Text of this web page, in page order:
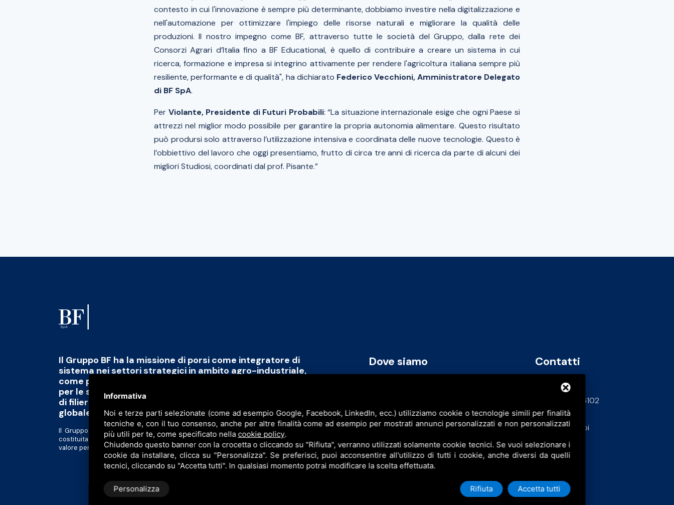
contesto in cui l'innovazione è sempre più determinante, dobbiamo investire nella digitalizzazione e
nell'automazione per ottimizzare l'impiego delle risorse naturali e migliorare la qualità delle
produzioni. Il nostro impegno come BF, attraverso tutte le società del Gruppo, dalla rete dei
Consorzi Agrari d’Italia fino a BF Educational, è quello di contribuire a creare un sistema in cui
ricerca, formazione e impresa si integrino attivamente per rendere l'agricoltura italiana sempre più
resiliente, performante e di qualità", ha dichiarato Federico Vecchioni, Amministratore Delegato
di BF SpA.
Per Violante, Presidente di Futuri Probabili:“La situazione internazionale esige che ogni Paese si
attrezzi nel miglior modo possibile per garantire la propria autonomia alimentare. Questo risultato
può prodursi solo attraverso l’utilizzazione intensiva e coordinata delle nuove tecnologie. Questo è
l’obbiettivo del lavoro che oggi presentiamo, frutto di circa tre anni di ricerca da parte di alcuni dei
migliori Studiosi, coordinati dal prof. Pisante.”
Il Gruppo BF ha la missione di porsi come integratore di
sistema nei settori strategici in ambito agro-industriale,
come polo di eccellenza capace di formare il capitale umano
per le sfide del futuro abbinato alla promozione di un modello
di filiera di qualità, scalabile e tracciabile, replicabile a livello
globale
Il Gruppo BF è divenuto una piattaforma al servizio dell’intera filiera agro-industriale
costituita da realtà tra loro complementari in forte sinergia con l’obiettivo di creare
valore per gli azionisti e tutti gli altri stakeholder.
Dove siamo
P.I. & C.F. 08677760962
Contatti
info@bfspa.it
+39 0532 836102
Lavora con noi
Informativa
Noi e terze parti selezionate (come ad esempio Google, Facebook, LinkedIn, ecc.) utilizziamo cookie o tecnologie simili per finalità
tecniche e, con il tuo consenso, anche per altre finalità come ad esempio per mostrati annunci personalizzati e non personalizzati
più utili per te, come specificato nella cookie policy.
Chiudendo questo banner con la crocetta o cliccando su "Rifiuta", verranno utilizzati solamente cookie tecnici. Se vuoi selezionare i
cookie da installare, clicca su "Personalizza". Se preferisci, puoi acconsentire all'utilizzo di tutti i cookie, anche diversi da quelli
tecnici, cliccando su "Accetta tutti". In qualsiasi momento potrai modificare la scelta effettuata.
Personalizza Rifiuta Accetta tutti